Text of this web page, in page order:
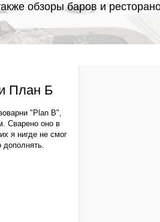
обзоры баров и
План Б
"Plan B",
Сварено оно в
я нигде не смог